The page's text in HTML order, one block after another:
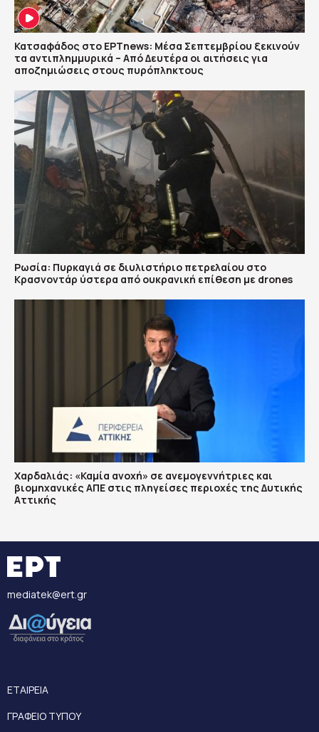
Κατσαφάδος στο ΕΡΤnews: Μέσα Σεπτεμβρίου ξεκινούν
τα αντιπλημμυρικά – Από Δευτέρα οι αιτήσεις για
αποζημιώσεις στους πυρόπληκτους
Ρωσία: Πυρκαγιά σε διυλιστήριο πετρελαίου στο
Κρασνοντάρ ύστερα από ουκρανική επίθεση με drones
Χαρδαλιάς: «Καμία ανοχή» σε ανεμογεννήτριες και
βιομηχανικές ΑΠΕ στις πληγείσες περιοχές της Δυτικής
Αττικής
mediatek@ert.gr
ΕΤΑΙΡΕΙΑ
ΓΡΑΦΕΙΟ ΤΥΠΟΥ